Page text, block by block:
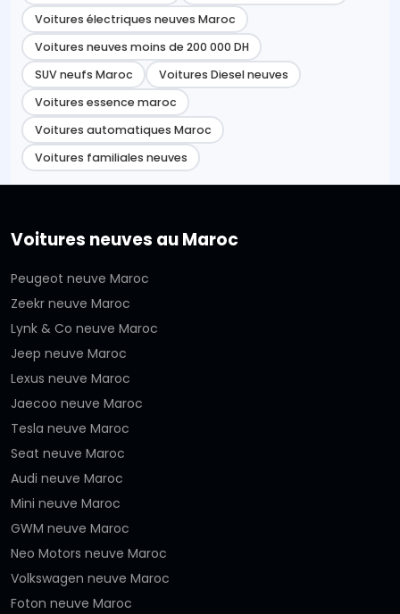
Voitures électriques neuves Maroc
Voitures neuves moins de 200 000 DH
SUV neufs Maroc
Voitures Diesel neuves
Voitures essence maroc
Voitures automatiques Maroc
Voitures familiales neuves
Voitures neuves au Maroc
Peugeot neuve Maroc
Zeekr neuve Maroc
Lynk & Co neuve Maroc
Jeep neuve Maroc
Lexus neuve Maroc
Jaecoo neuve Maroc
Tesla neuve Maroc
Seat neuve Maroc
Audi neuve Maroc
Mini neuve Maroc
GWM neuve Maroc
Neo Motors neuve Maroc
Volkswagen neuve Maroc
Foton neuve Maroc